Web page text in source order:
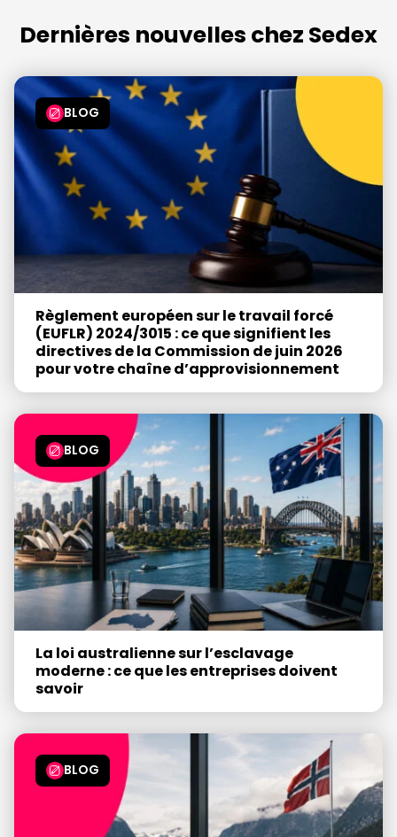
Dernières nouvelles chez Sedex
BLOG
Règlement européen sur le travail forcé
(EUFLR) 2024/3015 : ce que signifient les
directives de la Commission de juin 2026
pour votre chaîne d’approvisionnement
BLOG
La loi australienne sur l’esclavage
moderne : ce que les entreprises doivent
savoir
BLOG